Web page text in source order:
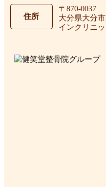
住所
〒870-0037
大分県大分
インクリニ